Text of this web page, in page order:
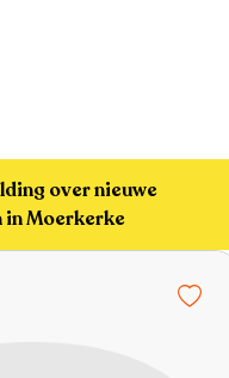
over nieuwe
Moerkerke